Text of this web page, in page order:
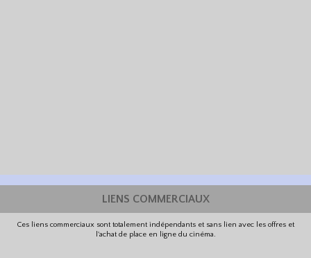
LIENS COMMERCIAUX
Ces liens commerciaux sont totalement indépendants et sans lien avec les offres et
l'achat de place en ligne du cinéma.